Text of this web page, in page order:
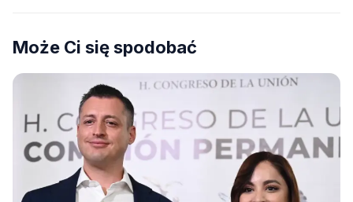
Może Ci się spodobać